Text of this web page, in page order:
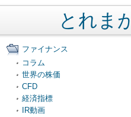
とれま
ファイナンス
コラム
世界の株価
CFD
経済指標
IR動画